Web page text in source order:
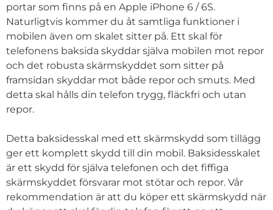
portar som finns på en Apple iPhone 6 / 6S.
Naturligtvis kommer du åt samtliga funktioner i
mobilen även om skalet sitter på. Ett skal för
telefonens baksida skyddar själva mobilen mot repor
och det robusta skärmskyddet som sitter på
framsidan skyddar mot både repor och smuts. Med
detta skal hålls din telefon trygg, fläckfri och utan
repor.
Detta baksidesskal med ett skärmskydd som tillägg
ger ett komplett skydd till din mobil. Baksidesskalet
är ett skydd för själva telefonen och det fiffiga
skärmskyddet försvarar mot stötar och repor. Vår
rekommendation är att du köper ett skärmskydd när